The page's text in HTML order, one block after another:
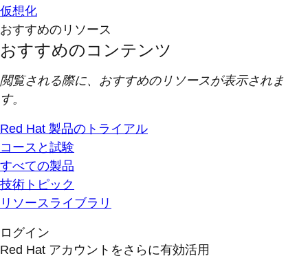
仮想化
おすすめのリソース
おすすめのコンテンツ
閲覧される際に、おすすめのリソースが表示されま
す。
Red Hat 製品のトライアル
コースと試験
すべての製品
技術トピック
リソースライブラリ
ログイン
Red Hat アカウントをさらに有効活用